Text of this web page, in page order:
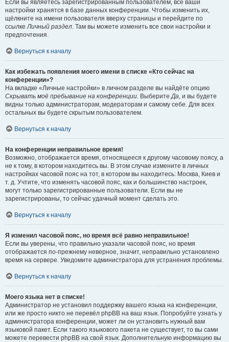
Если вы являетесь зарегистрированным пользователем, все ваши
настройки хранятся в базе данных конференции. Чтобы изменить их,
щёлкните на имени пользователя вверху страницы и перейдите по
ссылкеЛичный раздел. Там вы можете изменить все свои настройки и
предпочтения.
Вернуться к началу
Как избежать появления моего имени в списке «Кто сейчас на
конференции»?
На вкладке «Личные настройки» в личном разделе вы найдёте опцию
Скрывать моё пребывание на конференции. ВыберитеДа, и вы будете
видны только администраторам, модераторам и самому себе. Для всех
остальных вы будете скрытым пользователем.
Вернуться к началу
На конференции неправильное время!
Возможно, отображается время, относящееся к другому часовому поясу, а
не к тому, в котором находитесь вы. В этом случае измените в личных
настройках часовой пояс на тот, в котором вы находитесь: Москва, Киев и
т. д. Учтите, что изменять часовой пояс, как и большинство настроек,
могут только зарегистрированные пользователи. Если вы не
зарегистрированы, то сейчас удачный момент сделать это.
Вернуться к началу
Я изменил часовой пояс, но время всё равно неправильное!
Если вы уверены, что правильно указали часовой пояс, но время
отображается по-прежнему неверное, значит, неправильно установлено
время на сервере. Уведомите администратора для устранения проблемы.
Вернуться к началу
Моего языка нет в списке!
Администратор не установил поддержку вашего языка на конференции,
или же просто никто не перевёл phpBB на ваш язык. Попробуйте узнать у
администратора конференции, может ли он установить нужный вам
языковой пакет. Если такого языкового пакета не существует, то вы сами
можете перевести phpBB на свой язык. Дополнительную информацию вы